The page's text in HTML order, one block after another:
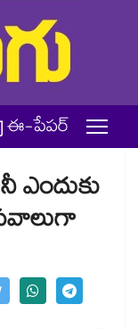
ఈ-పేపర్
ఎందుకు